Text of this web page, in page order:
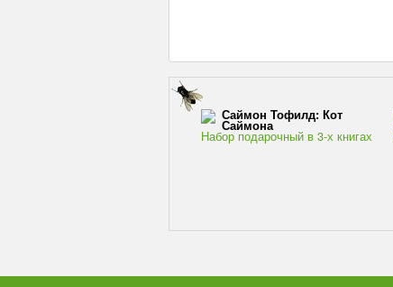
Саймон Тофилд: Кот
Саймона
Набор подарочный в 3-х книгах